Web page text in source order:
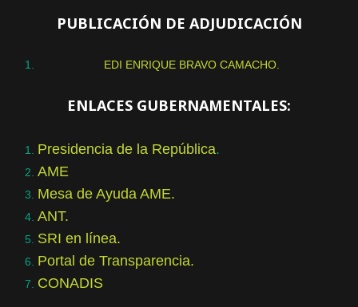
PUBLICACIÓN DE ADJUDICACIÓN
EDI ENRIQUE BRAVO CAMACHO.
ENLACES GUBERNAMENTALES:
Presidencia de la República.
AME
Mesa de Ayuda AME.
ANT.
SRI en línea.
Portal de Transparencia.
CONADIS